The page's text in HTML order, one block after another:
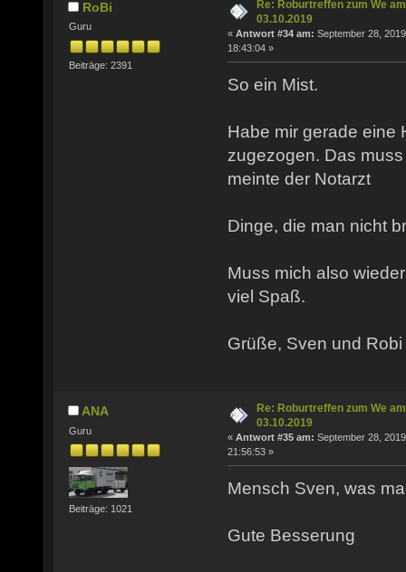
RoBi
Guru
Beiträge: 2391
Re: Roburtreffen zum We am
03.10.2019
« Antwort #34 am: September 28,
18:43:04 »
So ein Mist.
Habe mir gerade eine
zugezogen. Das
meinte der Notarzt
Dinge, die man nicht
Muss mich also
viel Spaß.
Grüße, Sven und Robi
ANA
Guru
Beiträge: 1021
Re: Roburtreffen zum We am
03.10.2019
« Antwort #35 am: September 28,
21:56:53 »
Mensch Sven, was
Gute Besserung